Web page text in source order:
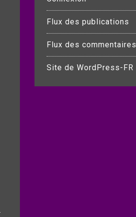
Flux des publications
Flux des commentaires
Site de WordPress-FR